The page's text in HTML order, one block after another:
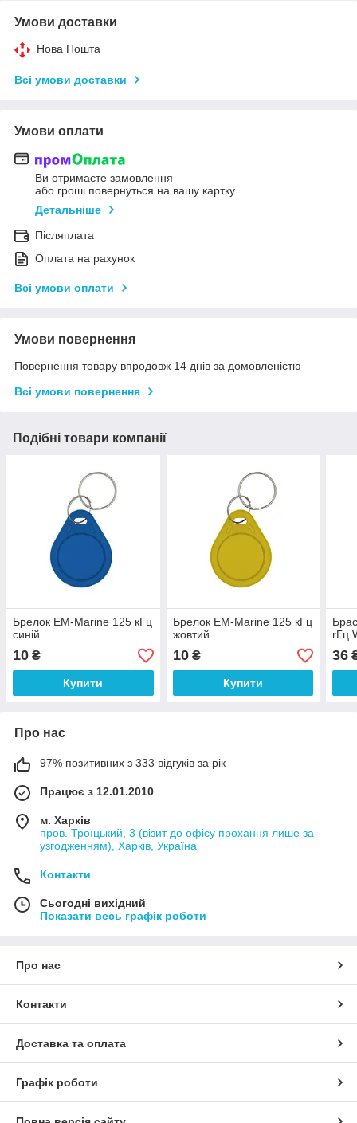
Умови доставки
Нова Пошта
Всі умови доставки
Умови оплати
Ви отримаєте замовлення
або гроші повернуться на вашу картку
Детальніше
Післяплата
Оплата на рахунок
Всі умови оплати
Умови повернення
Повернення товару впродовж 14 днів за домовленістю
Всі умови повернення
Подібні товари компанії
Брелок EM-Marine 125 кГц
синій
10 ₴
Купити
Брелок EM-Marine 125 кГц
жовтий
10₴
Купити
rГц
36
Про нас
97% позитивних з 333 відгуків за рік
Працює з 12.01.2010
м. Харків
пров. Троїцький, 3 (візит до офісу прохання лише за
узгодженням), Харків, Україна
Контакти
Сьогодні вихідний
Показати весь графік роботи
Про нас
Контакти
Доставка та оплата
Графік роботи